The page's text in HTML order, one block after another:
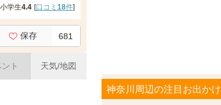
小学生4.4 [口コミ 18件]
保存 681
ト 天気/地図
神奈川周辺の注目お出かけ